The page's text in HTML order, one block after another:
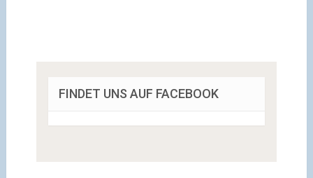
FINDET UNS AUF FACEBOOK